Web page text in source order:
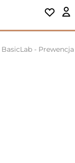
BasicLab -